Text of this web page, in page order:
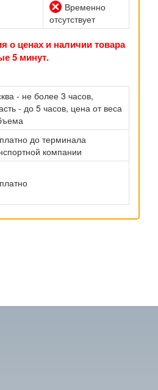
Временно
отсутствует
о ценах и наличии товара
5 минут.
- не более 3 часов,
- до 5 часов, цена от веса
до терминала
компании